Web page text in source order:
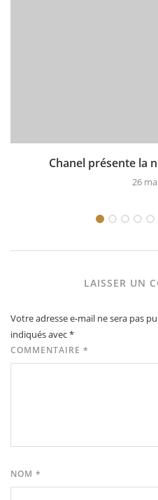
Chanel présente la
26
LAISSER UN
Votre adresse e-mail ne sera pas
indiqués avec*
COMMENTAIRE *
NOM *